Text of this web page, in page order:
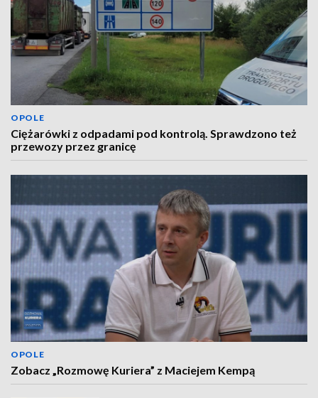
OPOLE
Ciężarówki z odpadami pod kontrolą. Sprawdzono też
przewozy przez granicę
OPOLE
Zobacz „Rozmowę Kuriera” z Maciejem Kempą